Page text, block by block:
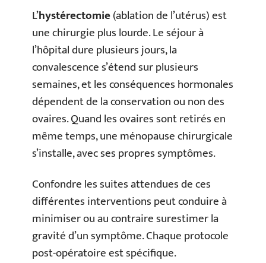
L’hystérectomie(ablation de l’utérus) est
une chirurgie plus lourde. Le séjour à
l’hôpital dure plusieurs jours, la
convalescence s’étend sur plusieurs
semaines, et les conséquences hormonales
dépendent de la conservation ou non des
ovaires. Quand les ovaires sont retirés en
même temps, une ménopause chirurgicale
s’installe, avec ses propres symptômes.
Confondre les suites attendues de ces
différentes interventions peut conduire à
minimiser ou au contraire surestimer la
gravité d’un symptôme. Chaque protocole
post-opératoire est spécifique.